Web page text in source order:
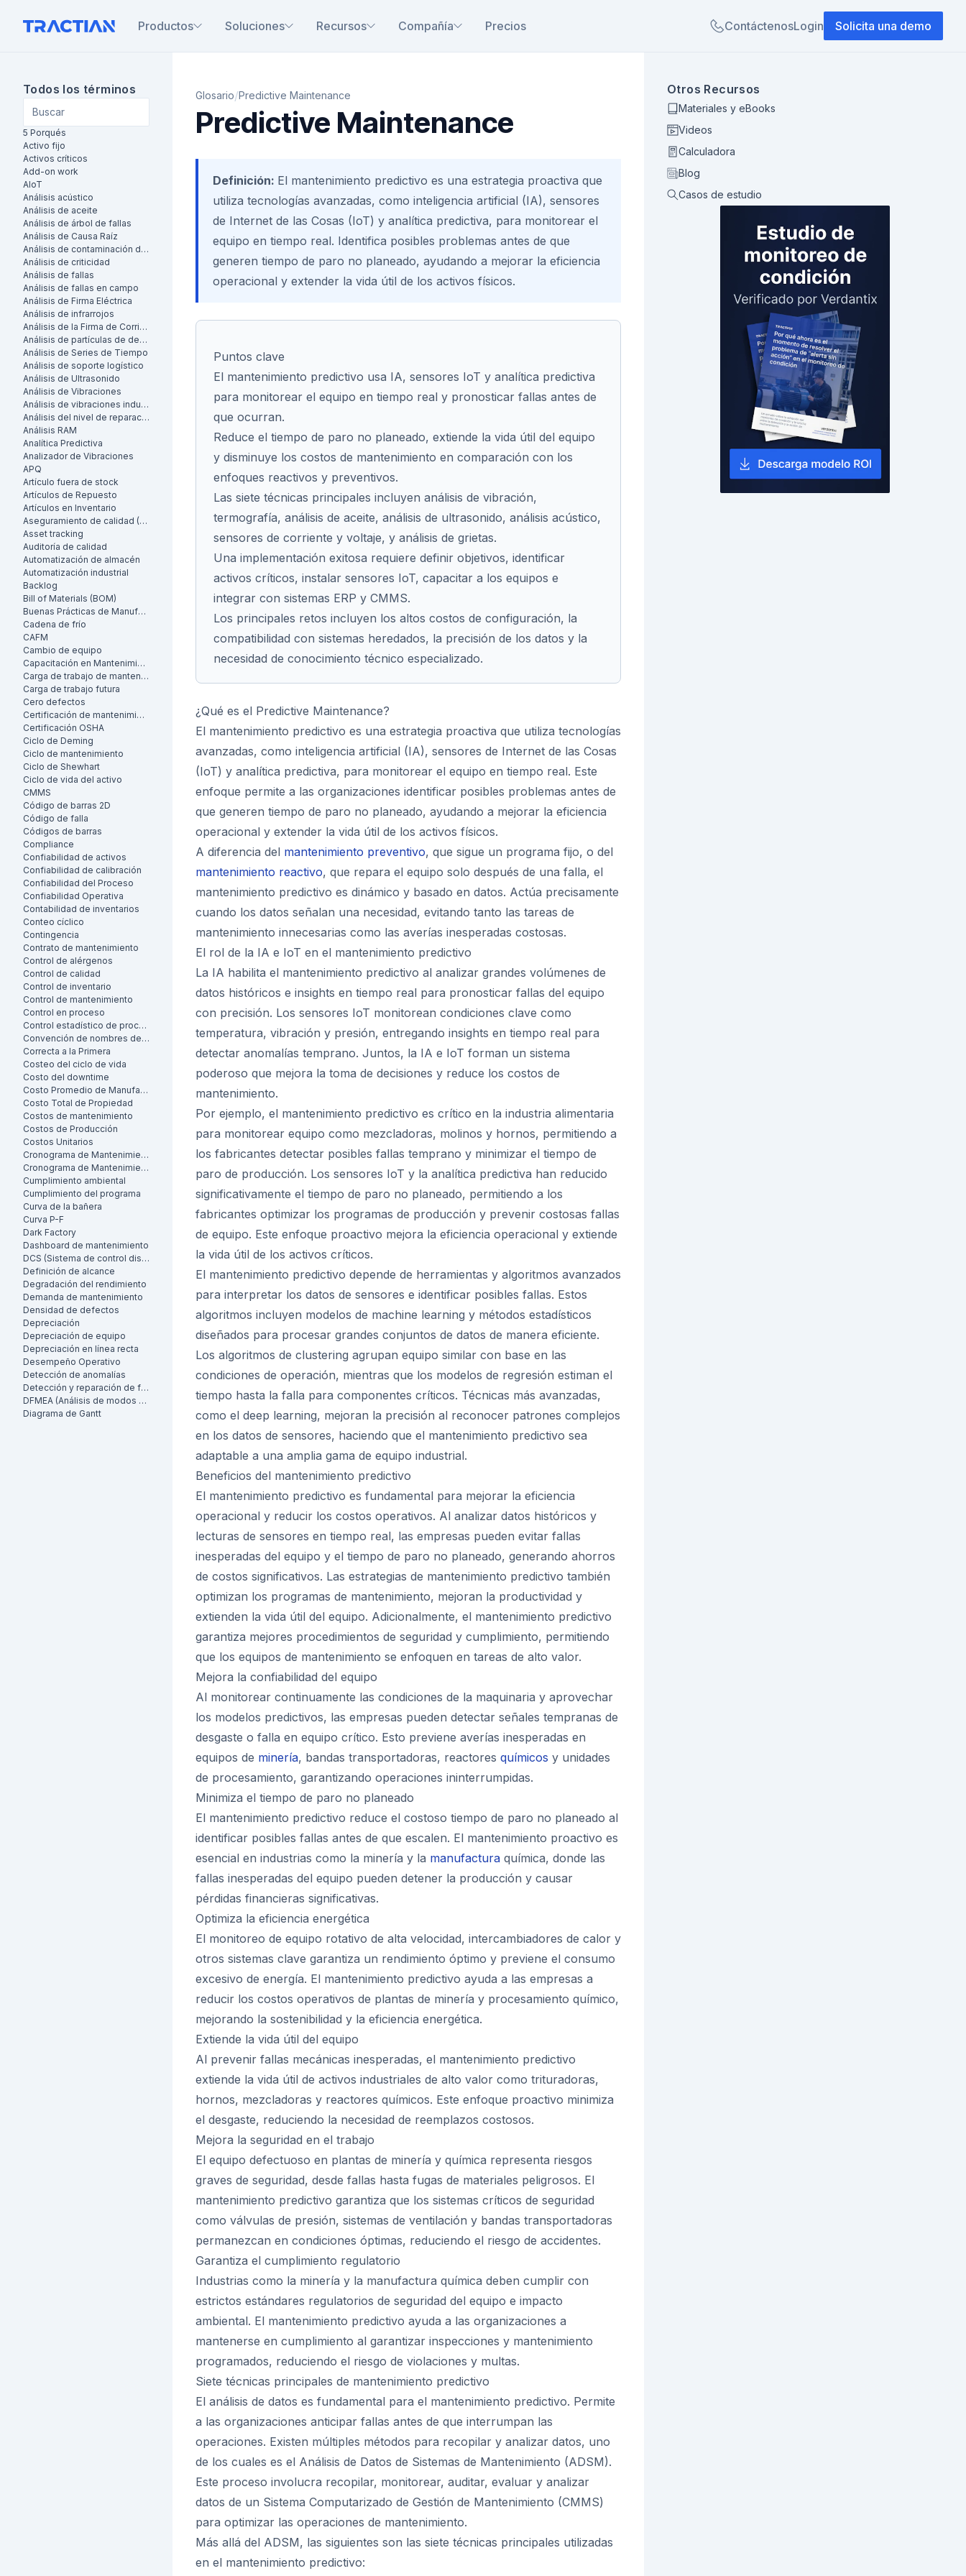
Productos Soluciones Recursos Compañía Precios ContáctenosLogin Solicita una demo
Todos los términos
5 Porqués
Activo fijo
Activos críticos
Add-on work
AIoT
Análisis acústico
Análisis de aceite
Análisis de árbol de fallas
Análisis de Causa Raíz
Análisis de contaminación de aceite
Análisis de criticidad
Análisis de fallas
Análisis de fallas en campo
Análisis de Firma Eléctrica
Análisis de infrarrojos
Análisis de la Firma de Corriente del Motor (MCSA)
Análisis de partículas de desgaste
Análisis de Series de Tiempo
Análisis de soporte logístico
Análisis de Ultrasonido
Análisis de Vibraciones
Análisis de vibraciones industrial
Análisis del nivel de reparación
Análisis RAM
Analítica Predictiva
Analizador de Vibraciones
APQ
Artículo fuera de stock
Artículos de Repuesto
Artículos en Inventario
Aseguramiento de calidad (AC)
Asset tracking
Auditoría de calidad
Automatización de almacén
Automatización industrial
Backlog
Bill of Materials (BOM)
Buenas Prácticas de Manufactura (BPM)
Cadena de frío
CAFM
Cambio de equipo
Capacitación en Mantenimiento
Carga de trabajo de mantenimiento
Carga de trabajo futura
Cero defectos
Certificación de mantenimiento
Certificación OSHA
Ciclo de Deming
Ciclo de mantenimiento
Ciclo de Shewhart
Ciclo de vida del activo
CMMS
Código de barras 2D
Código de falla
Códigos de barras
Compliance
Confiabilidad de activos
Confiabilidad de calibración
Confiabilidad del Proceso
Confiabilidad Operativa
Contabilidad de inventarios
Conteo cíclico
Contingencia
Contrato de mantenimiento
Control de alérgenos
Control de calidad
Control de inventario
Control de mantenimiento
Control en proceso
Control estadístico de procesos
Convención de nombres de activos
Correcta a la Primera
Costeo del ciclo de vida
Costo del downtime
Costo Promedio de Manufactura por Unidad
Costo Total de Propiedad
Costos de mantenimiento
Costos de Producción
Costos Unitarios
Cronograma de Mantenimiento
Cronograma de Mantenimiento
Cumplimiento ambiental
Cumplimiento del programa
Curva de la bañera
Curva P-F
Dark Factory
Dashboard de mantenimiento
DCS (Sistema de control distribuido)
Definición de alcance
Degradación del rendimiento
Demanda de mantenimiento
Densidad de defectos
Depreciación
Depreciación de equipo
Depreciación en línea recta
Desempeño Operativo
Detección de anomalías
Detección y reparación de fugas (LDAR)
DFMEA (Análisis de modos de falla y efectos de diseño)
Diagrama de Gantt
Glosario/Predictive Maintenance
Predictive Maintenance
Definición: El mantenimiento predictivo es una estrategia proactiva que
utiliza tecnologías avanzadas, como inteligencia artificial (IA), sensores
de Internet de las Cosas (IoT) y analítica predictiva, para monitorear el
equipo en tiempo real. Identifica posibles problemas antes de que
generen tiempo de paro no planeado, ayudando a mejorar la eficiencia
operacional y extender la vida útil de los activos físicos.
Puntos clave
El mantenimiento predictivo usa IA, sensores IoT y analítica predictiva
para monitorear el equipo en tiempo real y pronosticar fallas antes de
que ocurran.
Reduce el tiempo de paro no planeado, extiende la vida útil del equipo
y disminuye los costos de mantenimiento en comparación con los
enfoques reactivos y preventivos.
Las siete técnicas principales incluyen análisis de vibración,
termografía, análisis de aceite, análisis de ultrasonido, análisis acústico,
sensores de corriente y voltaje, y análisis de grietas.
Una implementación exitosa requiere definir objetivos, identificar
activos críticos, instalar sensores IoT, capacitar a los equipos e
integrar con sistemas ERP y CMMS.
Los principales retos incluyen los altos costos de configuración, la
compatibilidad con sistemas heredados, la precisión de los datos y la
necesidad de conocimiento técnico especializado.
¿Qué es el Predictive Maintenance?
El mantenimiento predictivo es una estrategia proactiva que utiliza tecnologías
avanzadas, como inteligencia artificial (IA), sensores de Internet de las Cosas
(IoT) y analítica predictiva, para monitorear el equipo en tiempo real. Este
enfoque permite a las organizaciones identificar posibles problemas antes de
que generen tiempo de paro no planeado, ayudando a mejorar la eficiencia
operacional y extender la vida útil de los activos físicos.
A diferencia del mantenimiento preventivo, que sigue un programa fijo, o del
mantenimiento reactivo, que repara el equipo solo después de una falla, el
mantenimiento predictivo es dinámico y basado en datos. Actúa precisamente
cuando los datos señalan una necesidad, evitando tanto las tareas de
mantenimiento innecesarias como las averías inesperadas costosas.
El rol de la IA e IoT en el mantenimiento predictivo
La IA habilita el mantenimiento predictivo al analizar grandes volúmenes de
datos históricos e insights en tiempo real para pronosticar fallas del equipo
con precisión. Los sensores IoT monitorean condiciones clave como
temperatura, vibración y presión, entregando insights en tiempo real para
detectar anomalías temprano. Juntos, la IA e IoT forman un sistema
poderoso que mejora la toma de decisiones y reduce los costos de
mantenimiento.
Por ejemplo, el mantenimiento predictivo es crítico en la industria alimentaria
para monitorear equipo como mezcladoras, molinos y hornos, permitiendo a
los fabricantes detectar posibles fallas temprano y minimizar el tiempo de
paro de producción. Los sensores IoT y la analítica predictiva han reducido
significativamente el tiempo de paro no planeado, permitiendo a los
fabricantes optimizar los programas de producción y prevenir costosas fallas
de equipo. Este enfoque proactivo mejora la eficiencia operacional y extiende
la vida útil de los activos críticos.
El mantenimiento predictivo depende de herramientas y algoritmos avanzados
para interpretar los datos de sensores e identificar posibles fallas. Estos
algoritmos incluyen modelos de machine learning y métodos estadísticos
diseñados para procesar grandes conjuntos de datos de manera eficiente.
Los algoritmos de clustering agrupan equipo similar con base en las
condiciones de operación, mientras que los modelos de regresión estiman el
tiempo hasta la falla para componentes críticos. Técnicas más avanzadas,
como el deep learning, mejoran la precisión al reconocer patrones complejos
en los datos de sensores, haciendo que el mantenimiento predictivo sea
adaptable a una amplia gama de equipo industrial.
Beneficios del mantenimiento predictivo
El mantenimiento predictivo es fundamental para mejorar la eficiencia
operacional y reducir los costos operativos. Al analizar datos históricos y
lecturas de sensores en tiempo real, las empresas pueden evitar fallas
inesperadas del equipo y el tiempo de paro no planeado, generando ahorros
de costos significativos. Las estrategias de mantenimiento predictivo también
optimizan los programas de mantenimiento, mejoran la productividad y
extienden la vida útil del equipo. Adicionalmente, el mantenimiento predictivo
garantiza mejores procedimientos de seguridad y cumplimiento, permitiendo
que los equipos de mantenimiento se enfoquen en tareas de alto valor.
Mejora la confiabilidad del equipo
Al monitorear continuamente las condiciones de la maquinaria y aprovechar
los modelos predictivos, las empresas pueden detectar señales tempranas de
desgaste o falla en equipo crítico. Esto previene averías inesperadas en
equipos de minería, bandas transportadoras, reactores químicos y unidades
de procesamiento, garantizando operaciones ininterrumpidas.
Minimiza el tiempo de paro no planeado
El mantenimiento predictivo reduce el costoso tiempo de paro no planeado al
identificar posibles fallas antes de que escalen. El mantenimiento proactivo es
esencial en industrias como la minería y la manufactura química, donde las
fallas inesperadas del equipo pueden detener la producción y causar
pérdidas financieras significativas.
Optimiza la eficiencia energética
El monitoreo de equipo rotativo de alta velocidad, intercambiadores de calor y
otros sistemas clave garantiza un rendimiento óptimo y previene el consumo
excesivo de energía. El mantenimiento predictivo ayuda a las empresas a
reducir los costos operativos de plantas de minería y procesamiento químico,
mejorando la sostenibilidad y la eficiencia energética.
Extiende la vida útil del equipo
Al prevenir fallas mecánicas inesperadas, el mantenimiento predictivo
extiende la vida útil de activos industriales de alto valor como trituradoras,
hornos, mezcladoras y reactores químicos. Este enfoque proactivo minimiza
el desgaste, reduciendo la necesidad de reemplazos costosos.
Mejora la seguridad en el trabajo
El equipo defectuoso en plantas de minería y química representa riesgos
graves de seguridad, desde fallas hasta fugas de materiales peligrosos. El
mantenimiento predictivo garantiza que los sistemas críticos de seguridad
como válvulas de presión, sistemas de ventilación y bandas transportadoras
permanezcan en condiciones óptimas, reduciendo el riesgo de accidentes.
Garantiza el cumplimiento regulatorio
Industrias como la minería y la manufactura química deben cumplir con
estrictos estándares regulatorios de seguridad del equipo e impacto
ambiental. El mantenimiento predictivo ayuda a las organizaciones a
mantenerse en cumplimiento al garantizar inspecciones y mantenimiento
programados, reduciendo el riesgo de violaciones y multas.
Siete técnicas principales de mantenimiento predictivo
El análisis de datos es fundamental para el mantenimiento predictivo. Permite
a las organizaciones anticipar fallas antes de que interrumpan las
operaciones. Existen múltiples métodos para recopilar y analizar datos, uno
de los cuales es el Análisis de Datos de Sistemas de Mantenimiento (ADSM).
Este proceso involucra recopilar, monitorear, auditar, evaluar y analizar
datos de un Sistema Computarizado de Gestión de Mantenimiento (CMMS)
para optimizar las operaciones de mantenimiento.
Más allá del ADSM, las siguientes son las siete técnicas principales utilizadas
en el mantenimiento predictivo:
Otros Recursos
Materiales y eBooks
Videos
Calculadora
Blog
Casos de estudio